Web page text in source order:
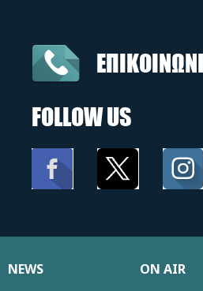
FOLLOW US
NEWS ON AIR